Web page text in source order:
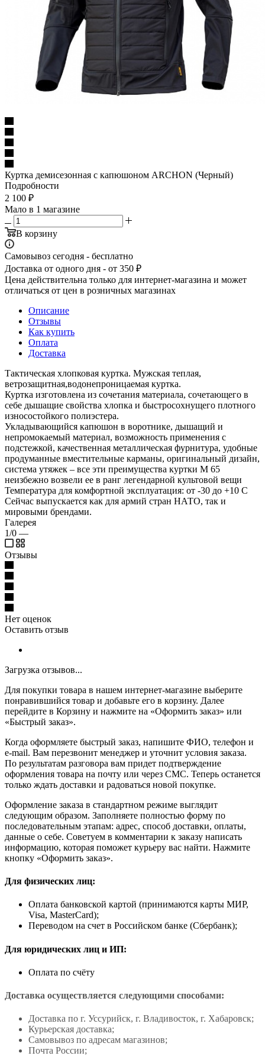
Куртка демисезонная с капюшоном ARCHON (Черный)
Подробности
2 100 ₽
Мало в 1 магазине
В корзину
Самовывоз сегодня - бесплатно
Доставка от одного дня - от 350 ₽
Цена действительна только для интернет-магазина и может
отличаться от цен в розничных магазинах
Описание
Отзывы
Как купить
Оплата
Доставка
Тактическая хлопковая куртка. Мужская теплая,
ветрозащитная,водонепроницаемая куртка.
Куртка изготовлена из сочетания материала, сочетающего в
себе дышащие свойства хлопка и быстросохнущего плотного
износостойкого полиэстера.
Укладывающийся капюшон в воротнике, дышащий и
непромокаемый материал, возможность применения с
подстежкой, качественная металлическая фурнитура, удобные
продуманные вместительные карманы, оригинальный дизайн,
система утяжек – все эти преимущества куртки M 65
неизбежно возвели ее в ранг легендарной культовой вещи
Температура для комфортной эксплуатация: от -30 до +10 С
Сейчас выпускается как для армий стран НАТО, так и
мировыми брендами.
Галерея
1/0 —
Отзывы
Нет оценок
Оставить отзыв
Загрузка отзывов...
Для покупки товара в нашем интернет-магазине выберите
понравившийся товар и добавьте его в корзину. Далее
перейдите в Корзину и нажмите на «Оформить заказ» или
«Быстрый заказ».
Когда оформляете быстрый заказ, напишите ФИО, телефон и
e-mail. Вам перезвонит менеджер и уточнит условия заказа.
По результатам разговора вам придет подтверждение
оформления товара на почту или через СМС. Теперь останется
только ждать доставки и радоваться новой покупке.
Оформление заказа в стандартном режиме выглядит
следующим образом. Заполняете полностью форму по
последовательным этапам: адрес, способ доставки, оплаты,
данные о себе. Советуем в комментарии к заказу написать
информацию, которая поможет курьеру вас найти. Нажмите
кнопку «Оформить заказ».
Для физических лиц:
Оплата банковской картой (принимаются карты МИР,
Visa, MasterCard);
Переводом на счет в Российском банке (Сбербанк);
Для юридических лиц и ИП:
Оплата по счёту
Доставка осуществляется следующими способами:
Доставка по г. Уссурийск, г. Владивосток, г. Хабаровск;
Курьерская доставка;
Самовывоз по адресам магазинов;
Почта России;